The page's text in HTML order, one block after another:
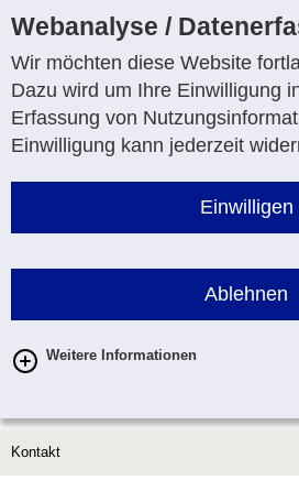
Webanalyse /
Wir möchten diese Website
Dazu wird um Ihre Einwilligung
Erfassung von
Einwilligung kann jederzeit
Einwilligen
Ablehnen
Weitere Informationen
Kontakt